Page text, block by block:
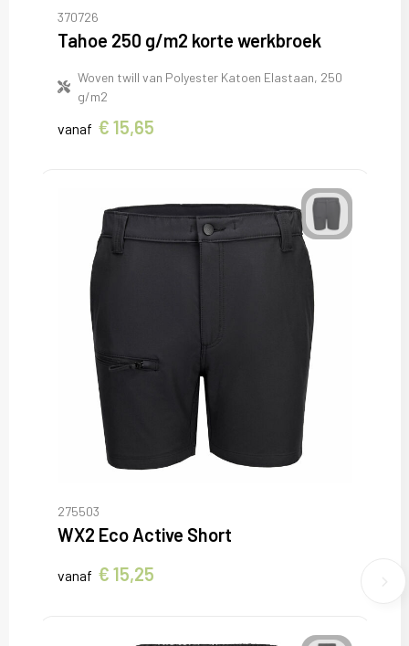
370726
Tahoe 250 g/m2 korte werkbroek
Woven twill van Polyester Katoen Elastaan, 250
g/m2
vanaf € 15,65
275503
WX2 Eco Active Short
vanaf € 15,25